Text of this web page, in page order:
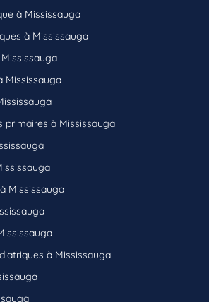
à Mississauga
à Mississauga
Mississauga
primaires à Mississauga
Mississauga
à Mississauga